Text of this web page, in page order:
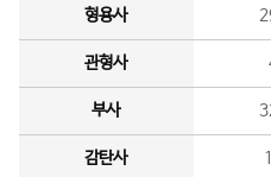
형용사
관형사
부사
감탄사